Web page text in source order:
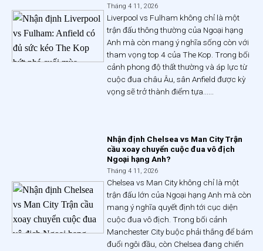
Tháng 4 11, 2026
Liverpool vs Fulham không chỉ là một
trận đấu thông thường của Ngoại hạng
Anh mà còn mang ý nghĩa sống còn với
tham vọng top 4 của The Kop. Trong bối
cảnh phong độ thất thường và áp lực từ
cuộc đua châu Âu, sân Anfield được kỳ
vọng sẽ trở thành điểm tựa......
Nhận định Chelsea vs Man City Trận
cầu xoay chuyển cuộc đua vô địch
Ngoại hạng Anh?
Tháng 4 11, 2026
Chelsea vs Man City không chỉ là một
trận đấu lớn của Ngoại hạng Anh mà còn
mang ý nghĩa quyết định tới cục diện
cuộc đua vô địch. Trong bối cảnh
Manchester City buộc phải thắng để bám
đuổi ngôi đầu, còn Chelsea đang chiến